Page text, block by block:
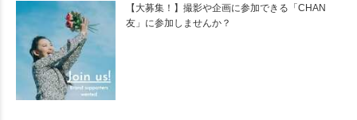
【大募集！】撮影や企画に参加できる「CHAN
友」に参加しませんか？